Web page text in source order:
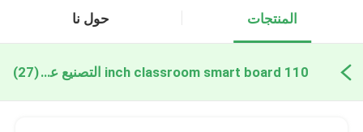
المنتجات حول نا
110 inch classroom smart board التصنيع عبر الإنترنت(27)